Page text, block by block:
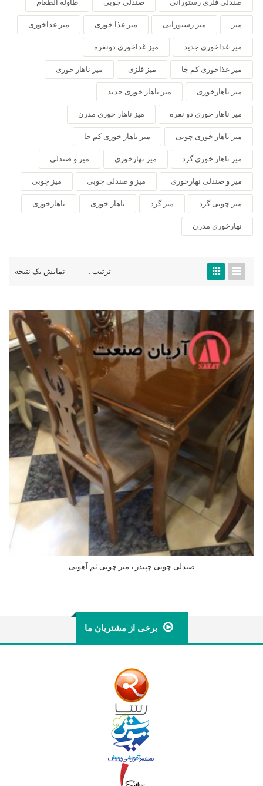
صندلی فلزی رستورانی صندلی چوبی طاولة الطعام
میز میز رستورانی میز غذا خوری میز غذاخوری
میز غذاخوری جدید میز غذاخوری دونفره
میز غذاخوری کم جا میز فلزی میز ناهار خوری
میز ناهارخوری میز ناهار خوری جدید
میز ناهار خوری دو نفره میز ناهار خوری مدرن
میز ناهار خوری چوبی میز ناهار خوری کم جا
میز ناهار خوری گرد میز نهارخوری میز و صندلی
میز و صندلی نهارخوری میز و صندلی چوبی میز چوبی
میز چوبی گرد میز گرد ناهار خوری ناهارخوری
نهارخوری مدرن
نمایش یک نتیجه ترتیب :
صندلی چوبی چپندر ، میز چوبی ثم آهویی
اطلاعات بیشتر
برخی از مشتریان ما